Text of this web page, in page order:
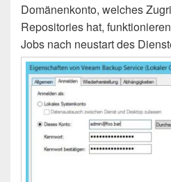
Domänenkonto, welches
Repositories hat,
Jobs nach neustart des